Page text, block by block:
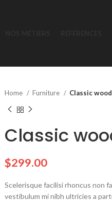
Home Furniture Classic
Classic
$299.00
Scelerisque facilisi rhoncus non
vestibulum mi nibh ultricies a